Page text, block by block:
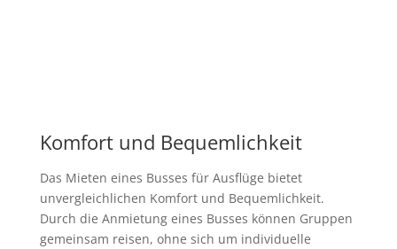
Komfort und Bequemlichkeit
Das Mieten eines Busses für Ausflüge bietet
unvergleichlichen Komfort und Bequemlichkeit.
Durch die Anmietung eines Busses können Gruppen
gemeinsam reisen, ohne sich um individuelle